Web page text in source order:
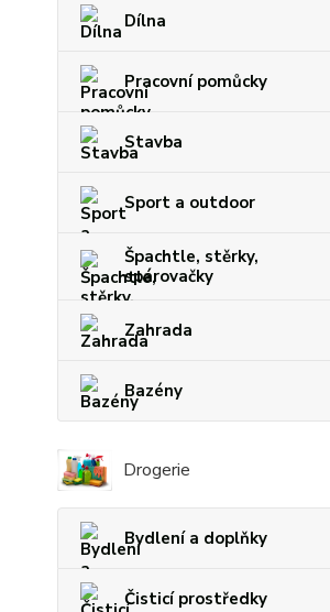
Dílna
Pracovní pomůcky
Stavba
Sport a outdoor
Špachtle, stěrky,
spárovačky
Zahrada
Bazény
Drogerie
Bydlení a doplňky
Čisticí prostředky